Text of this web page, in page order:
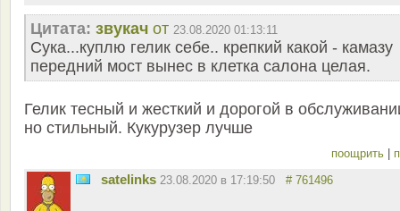
Цитата: звукач от 23.08.2020 01:13:11
Сука...куплю гелик себе.. крепкий какой - камазу
передний мост вынес в клетка салона целая.
Гелик тесный и жесткий и дорогой в
но стильный. Кукурузер лучше
поощрить |
satelinks 23.08.2020 в 17:19:50 # 761496